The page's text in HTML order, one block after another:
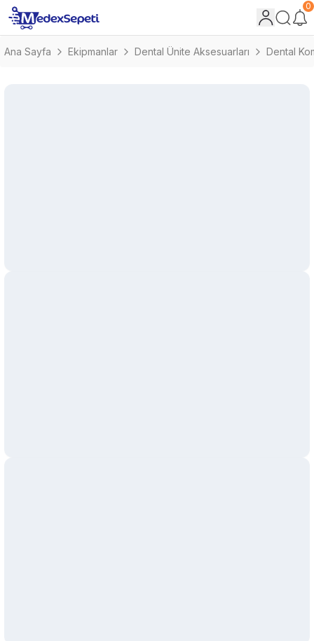
0
Ana Sayfa Ekipmanlar Dental Ünite Aksesuarları Dental